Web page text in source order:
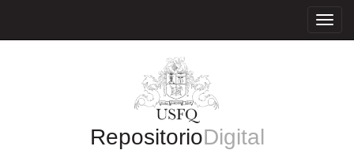
RepositorioDigital